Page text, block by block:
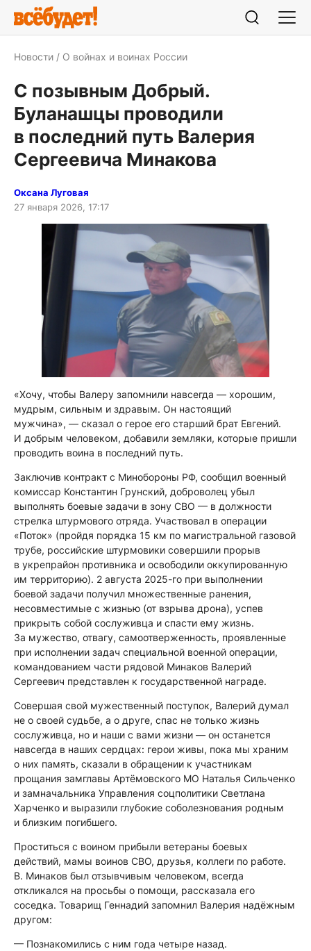
Новости О войнах и воинах России
С позывным Добрый.
Буланашцы проводили
в последний путь Валерия
Сергеевича Минакова
Оксана Луговая
27 января 2026, 17:17
«Хочу, чтобы Валеру запомнили навсегда — хорошим,
мудрым, сильным и здравым. Он настоящий
мужчина», — сказал о герое его старший брат Евгений.
И добрым человеком, добавили земляки, которые пришли
проводить воина в последний путь.
Заключив контракт с Минобороны РФ, сообщил военный
комиссар Константин Грунский, доброволец убыл
выполнять боевые задачи в зону СВО — в должности
стрелка штурмового отряда. Участвовал в операции
«Поток» (пройдя порядка 15 км по магистральной газовой
трубе, российские штурмовики совершили прорыв
в укрепрайон противника и освободили оккупированную
им территорию). 2 августа 2025-го при выполнении
боевой задачи получил множественные ранения,
несовместимые с жизнью (от взрыва дрона), успев
прикрыть собой сослуживца и спасти ему жизнь.
За мужество, отвагу, самоотверженность, проявленные
при исполнении задач специальной военной операции,
командованием части рядовой Минаков Валерий
Сергеевич представлен к государственной награде.
Совершая свой мужественный поступок, Валерий думал
не о своей судьбе, а о друге, спас не только жизнь
сослуживца, но и наши с вами жизни — он останется
навсегда в наших сердцах: герои живы, пока мы храним
о них память, сказали в обращении к участникам
прощания замглавы Артёмовского МО Наталья Сильченко
и замначальника Управления соцполитики Светлана
Харченко и выразили глубокие соболезнования родным
и близким погибшего.
Проститься с воином прибыли ветераны боевых
действий, мамы воинов СВО, друзья, коллеги по работе.
В. Минаков был отзывчивым человеком, всегда
откликался на просьбы о помощи, рассказала его
соседка. Товарищ Геннадий запомнил Валерия надёжным
другом:
— Познакомились с ним года четыре назад.